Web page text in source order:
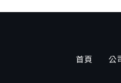
首頁 公